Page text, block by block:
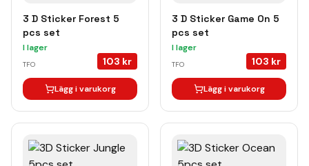
3 D Sticker Forest 5
pcs set
I lager
TFO 103 kr
Lägg i varukorg
3 D Sticker Game On 5
pcs set
I lager
TFO 103 kr
Lägg i varukorg